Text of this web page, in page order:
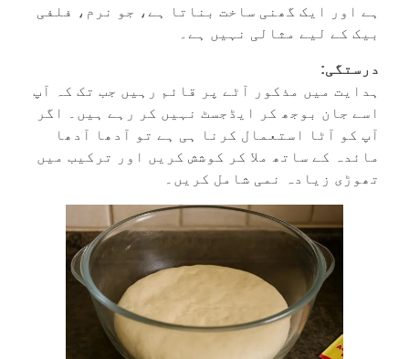
ہے اور ایک گھنی ساخت بناتا ہے، جو نرم، فلفی
بیک کے لیے مثالی نہیں ہے۔
درستگی:
ہدایت میں مذکور آٹے پر قائم رہیں جب تک کہ آپ
اسے جان بوجھ کر ایڈجسٹ نہیں کر رہے ہیں۔ اگر
آپ کو آٹا استعمال کرنا ہی ہے تو آدھا آدھا
مائدہ کے ساتھ ملا کر کوشش کریں اور ترکیب میں
تھوڑی زیادہ نمی شامل کریں۔